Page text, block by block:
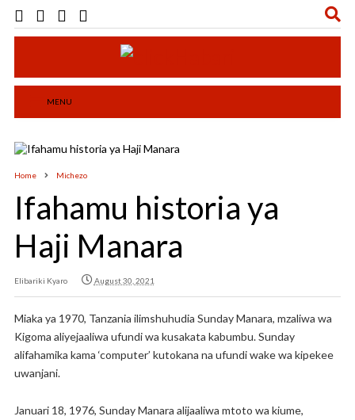
MENU
Home Michezo
Ifahamu historia ya
Haji Manara
Elibariki Kyaro August 30, 2021
Miaka ya 1970, Tanzania ilimshuhudia Sunday Manara, mzaliwa wa
Kigoma aliyejaaliwa ufundi wa kusakata kabumbu. Sunday
alifahamika kama ‘computer’ kutokana na ufundi wake wa kipekee
uwanjani.
Januari 18, 1976, Sunday Manara alijaaliwa mtoto wa kiume,